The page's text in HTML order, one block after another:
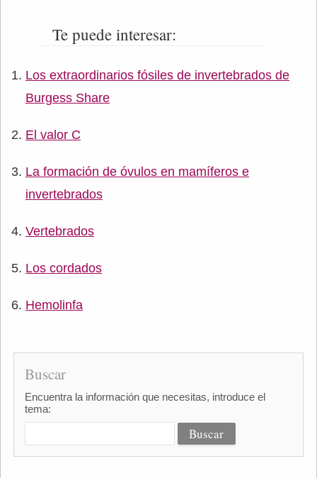
Te puede interesar:
Los extraordinarios fósiles de invertebrados de
Burgess Share
El valor C
La formación de óvulos en mamíferos e
invertebrados
Vertebrados
Los cordados
Hemolinfa
Buscar
Encuentra la información que necesitas, introduce el
tema: